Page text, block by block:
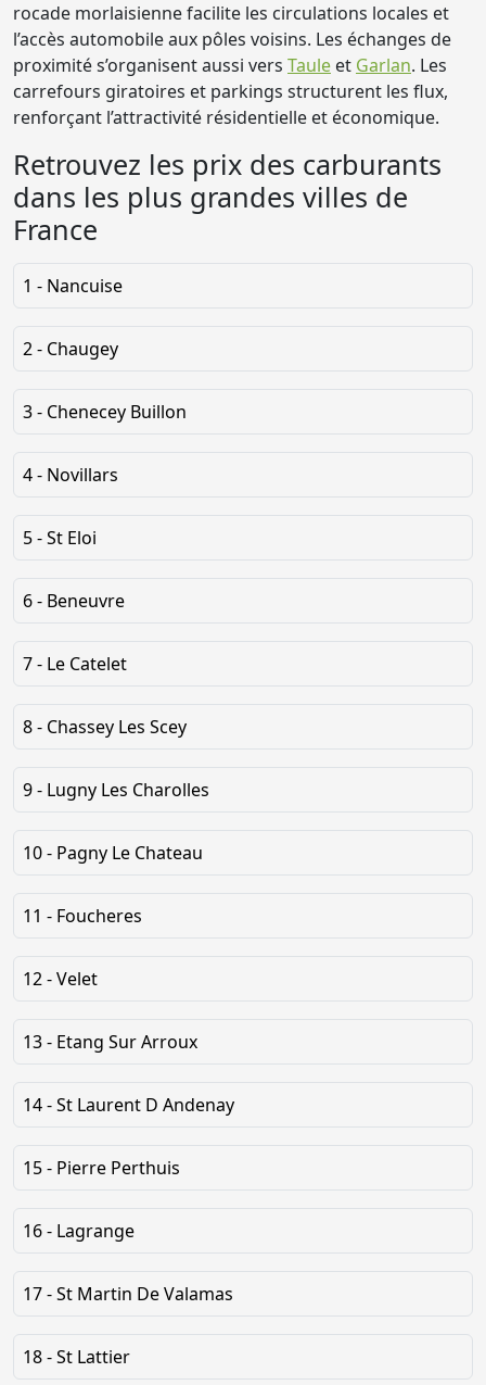
rocade morlaisienne facilite les circulations locales et
l’accès automobile aux pôles voisins. Les échanges de
proximité s’organisent aussi vers Taule et Garlan. Les
carrefours giratoires et parkings structurent les flux,
renforçant l’attractivité résidentielle et économique.
Retrouvez les prix des carburants
dans les plus grandes villes de
France
1 - Nancuise
2 - Chaugey
3 - Chenecey Buillon
4 - Novillars
5 - St Eloi
6 - Beneuvre
7 - Le Catelet
8 - Chassey Les Scey
9 - Lugny Les Charolles
10 - Pagny Le Chateau
11 - Foucheres
12 - Velet
13 - Etang Sur Arroux
14 - St Laurent D Andenay
15 - Pierre Perthuis
16 - Lagrange
17 - St Martin De Valamas
18 - St Lattier